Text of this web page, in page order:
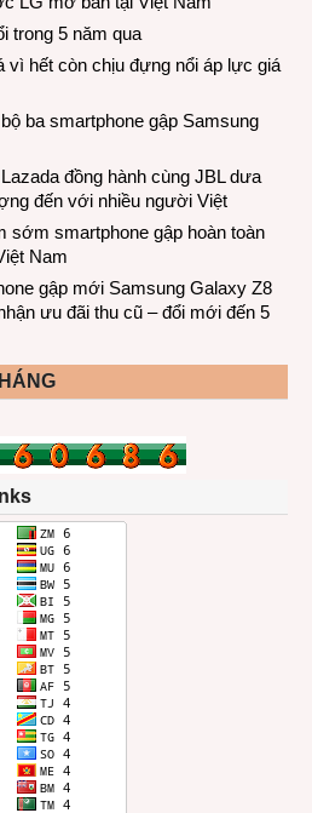
trong 5 năm qua
vì hết còn chịu đựng nổi áp lực giá
ba smartphone gập Samsung
đồng hành cùng JBL dưa
đến với nhiều người Việt
sớm smartphone gập hoàn toàn
Nam
gập mới Samsung Galaxy Z8
ưu đãi thu cũ – đổi mới đến 5